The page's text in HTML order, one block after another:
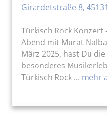
Girardetstraße 8,
Türkisch Rock Konzert
Abend mit Murat
März 2025, hast Du
besonderes
Türkisch Rock ... mehr